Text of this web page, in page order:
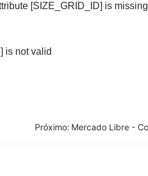
[SIZE_GRID_ID] is missing
is not valid
Próximo: